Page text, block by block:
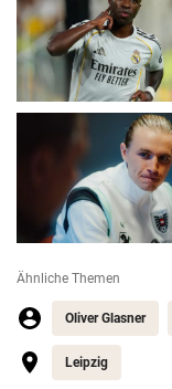
Ähnliche Themen
Oliver Glasner
Leipzig